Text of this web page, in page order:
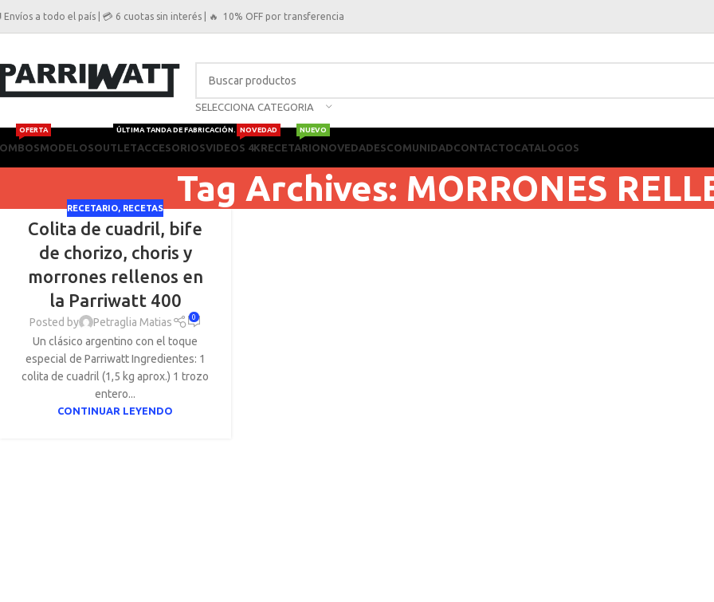
Envíos a todo el país | 💳 6 cuotas sin interés | 🔥 10% OFF por transferencia
SELECCIONA CATEGORIA
OFERTA
MODELOSOUTLET
ÚLTIMA TANDA DE FABRICACIÓN.
ACCESORIOSVIDEOS 4K
NOVEDAD
RECETARIO
NUEVO
NOVEDADESCOMUNIDADCONTACTOCATALOGOS
Tag Archives: MORRONES
RECETARIO, RECETAS
Colita de cuadril, bife
de chorizo, choris y
morrones rellenos en
la Parriwatt 400
Posted by Petraglia Matias 0
Un clásico argentino con el toque
especial de Parriwatt Ingredientes: 1
colita de cuadril (1,5 kg aprox.) 1 trozo
entero...
CONTINUAR LEYENDO